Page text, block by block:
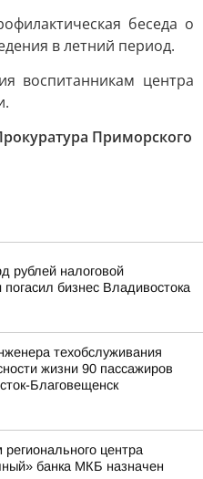
беседа о
в летний период.
воспитанникам центра
Приморского
рублей налоговой
бизнес Владивостока
техобслуживания
жизни 90 пассажиров
Благовещенск
центра
банка МКБ назначен